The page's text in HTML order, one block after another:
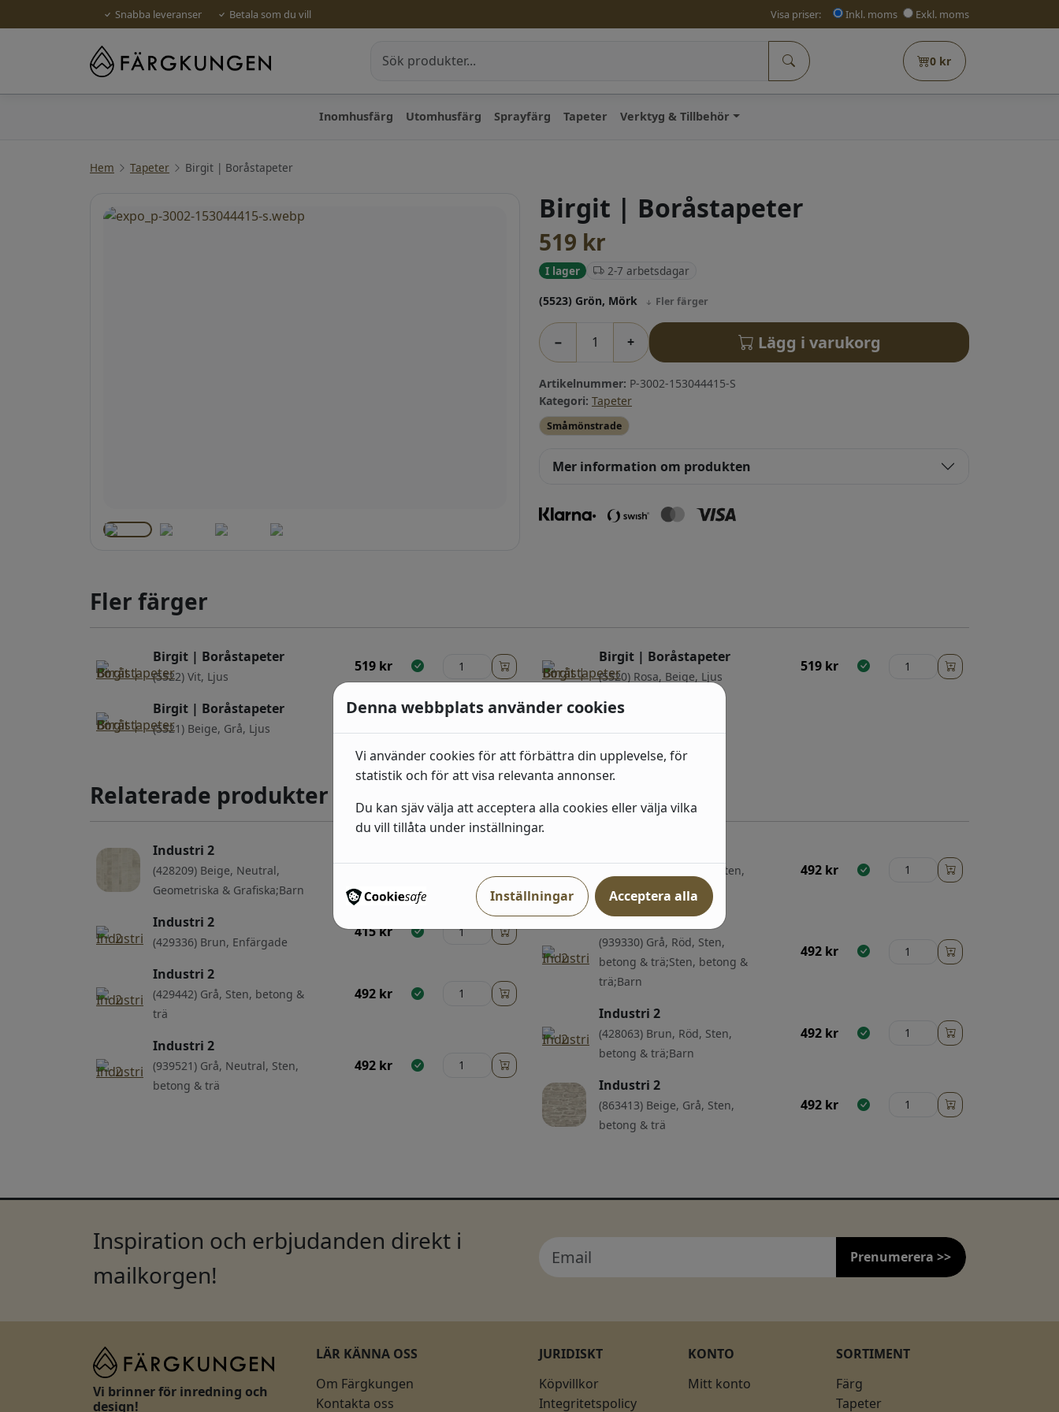
Snabba leveranser Betala som du vill Visa priser: Inkl. moms Exkl. moms
0 kr
Inomhusfärg Utomhusfärg Sprayfärg Tapeter Verktyg & Tillbehör
Hem Tapeter Birgit | Boråstapeter
Birgit | Boråstapeter
519 kr
I lager 2-7 arbetsdagar
(5523) Grön, Mörk Fler färger
− + Lägg i varukorg
Artikelnummer: P-3002-153044415-S
Kategori: Tapeter
Småmönstrade
Mer information om produkten
Fler färger
Birgit | Boråstapeter
(5522) Vit, Ljus
519 kr
Birgit | Boråstapeter
(5521) Beige, Grå, Ljus
519kr
Birgit | Boråstapeter
(5520) Rosa, Beige, Ljus
519 kr
Relaterade produkter
Industri 2
(428209) Beige, Neutral,
Geometriska & Grafiska;Barn
492kr
Industri 2
(429336) Brun, Enfärgade
415kr
Industri 2
(429442) Grå, Sten, betong &
trä
492 kr
Industri 2
(939521) Grå, Neutral, Sten,
betong & trä
492 kr
(514483) Grå, Neutral, Sten,
betong & trä
492 kr
Industri 2
(939330) Grå, Röd, Sten,
betong & trä;Sten, betong &
trä;Barn
492 kr
Industri 2
(428063) Brun, Röd, Sten,
betong & trä;Barn
492 kr
Industri 2
(863413) Beige, Grå, Sten,
betong & trä
492 kr
Inspiration och erbjudanden direkt i
mailkorgen!
Prenumerera >>
Vi brinner för inredning och
design!
LÄR KÄNNA OSS
Om Färgkungen
Kontakta oss
JURIDISKT
Köpvillkor
Integritetspolicy
KONTO
Mitt konto
SORTIMENT
Färg
Tapeter
Denna webbplats använder cookies
Vi använder cookies för att förbättra din upplevelse, för
statistik och för att visa relevanta annonser.
Du kan sjäv välja att acceptera alla cookies eller välja vilka
du vill tillåta under inställningar.
Inställningar Acceptera alla